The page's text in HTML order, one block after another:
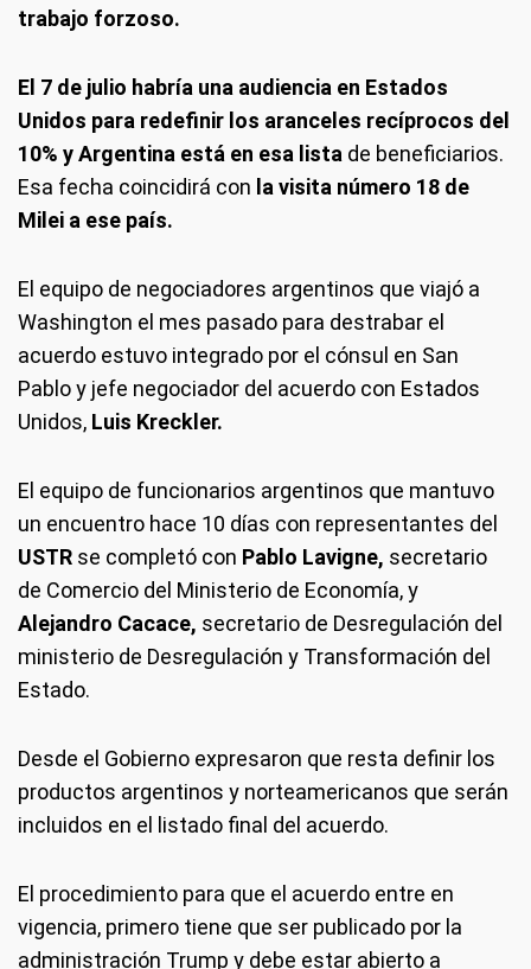
trabajo forzoso.
El 7 de julio habría una audiencia en Estados
Unidos para redefinir los aranceles recíprocos del
10% y Argentina está en esa lista de beneficiarios.
Esa fecha coincidirá con la visita número 18 de
Milei a ese país.
El equipo de negociadores argentinos que viajó a
Washington el mes pasado para destrabar el
acuerdo estuvo integrado por el cónsul en San
Pablo y jefe negociador del acuerdo con Estados
Unidos, Luis Kreckler.
El equipo de funcionarios argentinos que mantuvo
un encuentro hace 10 días con representantes del
USTR se completó con Pablo Lavigne, secretario
de Comercio del Ministerio de Economía, y
Alejandro Cacace, secretario de Desregulación del
ministerio de Desregulación y Transformación del
Estado.
Desde el Gobierno expresaron que resta definir los
productos argentinos y norteamericanos que serán
incluidos en el listado final del acuerdo.
El procedimiento para que el acuerdo entre en
vigencia, primero tiene que ser publicado por la
administración Trump y debe estar abierto a